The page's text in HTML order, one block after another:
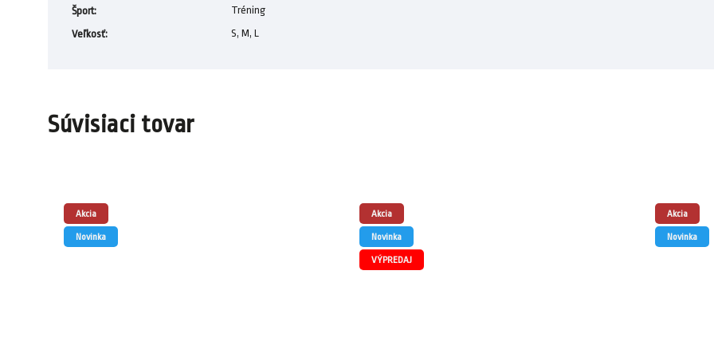
Šport:
Tréning
Veľkosť: S, M, L
Súvisiaci tovar
Akcia
Novinka
Akcia
Novinka
VÝPREDAJ
Akcia
Novinka